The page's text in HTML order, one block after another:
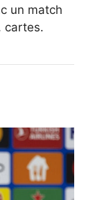
un match
cartes.